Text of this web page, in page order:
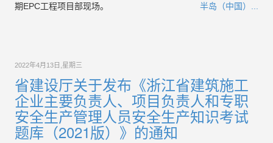
期EPC工程项目部现场。
半岛（中国）...
2022年4月13日,星期三
省建设厅关于发布《浙江省建筑施工
企业主要负责人、项目负责人和专职
安全生产管理人员安全生产知识考试
题库（2021版）》的通知